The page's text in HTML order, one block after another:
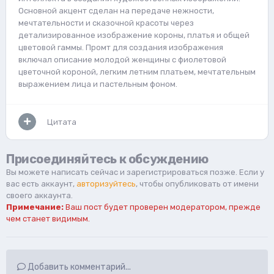
Основной акцент сделан на передаче нежности,
мечтательности и сказочной красоты через
детализированное изображение короны, платья и общей
цветовой гаммы. Промт для создания изображения
включал описание молодой женщины с фиолетовой
цветочной короной, легким летним платьем, мечтательным
выражением лица и пастельным фоном.
Цитата
Присоединяйтесь к обсуждению
Вы можете написать сейчас и зарегистрироваться позже. Если у
вас есть аккаунт, авторизуйтесь, чтобы опубликовать от имени
своего аккаунта.
Примечание: Ваш пост будет проверен модератором, прежде
чем станет видимым.
Добавить комментарий...